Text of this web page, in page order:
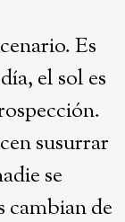
Es
el sol es
susurrar
se
cambian de